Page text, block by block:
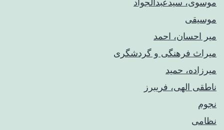
موسوی، سیدعبدالجواد
موسیقی
میر احسان، احمد
میراث فرهنگی و گردشگری
میرزاده، حمید
ناطقی الهی، فریبرز
نجوم
نظامی